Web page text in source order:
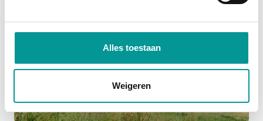
Alles toestaan
Weigeren